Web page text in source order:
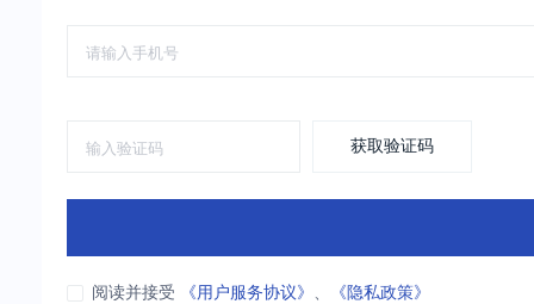
获取验证码
阅读并接受 《用户服务协议》 、 《隐私政策》